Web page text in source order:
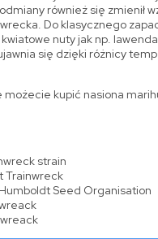
również się zmienił
Do klasycznego
kwiatowe nuty jak np.
się dzięki różnicy
możecie kupić nasiona
strain
Trainwreck
Seed Organisation